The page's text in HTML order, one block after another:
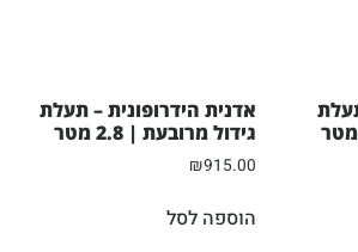
אדנית הידרופונית – תעלת
גידול מרובעת | 2.8 מטר
₪915.00
הוספה לסל